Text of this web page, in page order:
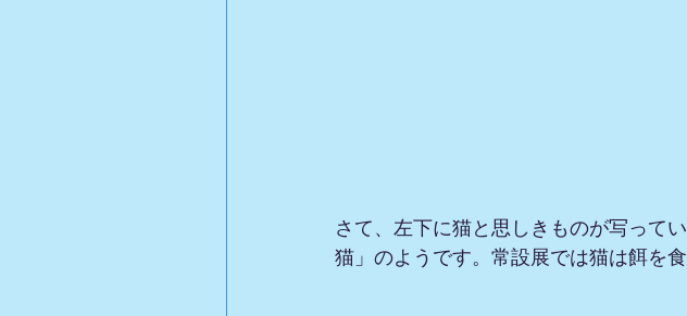
さて、左下に猫と思しきものが写って
猫」のようです。常設展では猫は餌を